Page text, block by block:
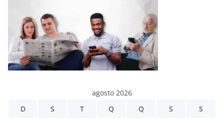
agosto 2026
D
S T Q Q S S